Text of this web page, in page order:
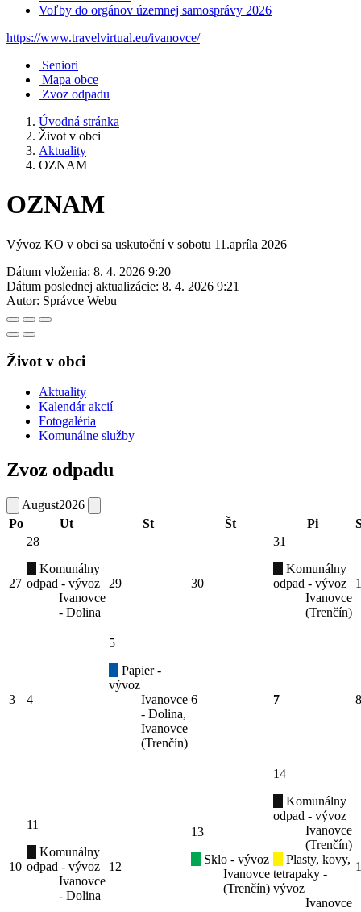
Voľby do orgánov územnej samosprávy 2026
https://www.travelvirtual.eu/ivanovce/
Seniori
Mapa obce
Zvoz odpadu
Úvodná stránka
Život v obci
Aktuality
OZNAM
OZNAM
Vývoz KO v obci sa uskutoční v sobotu 11.apríla 2026
Dátum vloženia: 8. 4. 2026 9:20
Dátum poslednej aktualizácie: 8. 4. 2026 9:21
Autor: Správce Webu
Život v obci
Aktuality
Kalendár akcií
Fotogaléria
Komunálne služby
Zvoz odpadu
August2026
Po
Ut St Št Pi
27
28
Komunálny
odpad - vývoz
Ivanovce
- Dolina
29 30
31
Komunálny
odpad - vývoz
Ivanovce
(Trenčín)
1
3 4
5
Papier -
vývoz
Ivanovce
- Dolina,
Ivanovce
(Trenčín)
6 7 8
10
11
Komunálny
odpad - vývoz
Ivanovce
- Dolina
12
13
Sklo - vývoz
Ivanovce
(Trenčín)
14
Komunálny
odpad - vývoz
Ivanovce
(Trenčín)
Plasty, kovy,
tetrapaky -
vývoz
Ivanovce